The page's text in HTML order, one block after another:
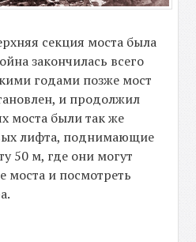
секция моста была
закончилась всего
годами позже мост
и продолжил
моста были так же
лифта, поднимающие
50 м, где они могут
моста и посмотреть